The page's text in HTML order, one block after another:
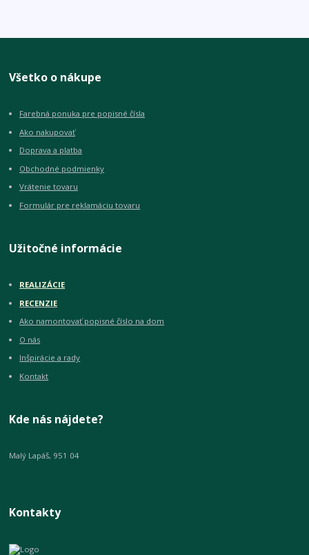
Všetko o nákupe
Farebná ponuka pre popisné čísla
Ako nakupovať
Doprava a platba
Obchodné podmienky
Vrátenie tovaru
Formulár pre reklamáciu tovaru
Užitočné informácie
REALIZÁCIE
RECENZIE
Ako namontovať popisné číslo na dom
O nás
Inšpirácie a rady
Kontakt
Kde nás nájdete?
Malý Lapáš, 951 04
Kontakty